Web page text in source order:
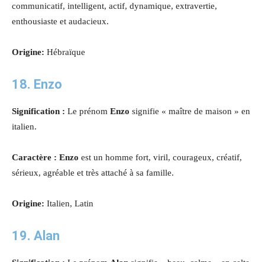
communicatif, intelligent, actif, dynamique, extravertie,
enthousiaste et audacieux.
Origine: Hébraïque
18. Enzo
Signification : Le prénom Enzo signifie « maître de maison » en
italien.
Caractère : Enzo est un homme fort, viril, courageux, créatif,
sérieux, agréable et très attaché à sa famille.
Origine: Italien, Latin
19. Alan